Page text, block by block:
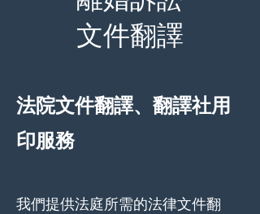
文件翻譯
法院文件翻譯、翻譯社用
印服務
我們提供法庭所需的法律文件翻